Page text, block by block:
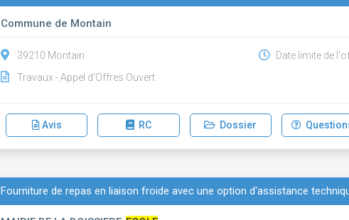
Commune de Montain
39210 Montain
Travaux - Appel d'Offres Ouvert
Date limite de
Avis RC Dossier
Fourniture de repas en liaison froide avec une option d'assistance